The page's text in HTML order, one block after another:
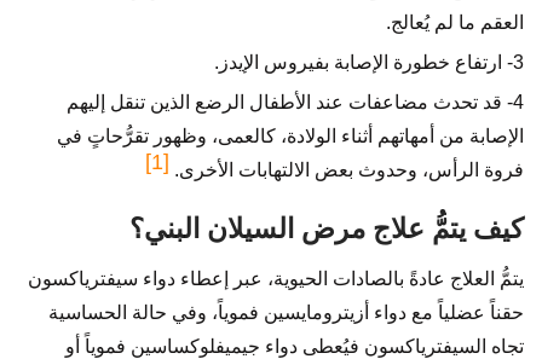
العقم ما لم يُعالج.
3- ارتفاع خطورة الإصابة بفيروس الإيدز.
4- قد تحدث مضاعفات عند الأطفال الرضع الذين تنقل إليهم
الإصابة من أمهاتهم أثناء الولادة، كالعمى، وظهور تقرُّحاتٍ في
فروة الرأس، وحدوث بعض الالتهابات الأخرى. [1]
كيف يتمُّ علاج مرض السيلان البني؟
يتمُّ العلاج عادةً بالصادات الحيوية، عبر إعطاء دواء سيفترياكسون
حقناً عضلياً مع دواء أزيترومايسين فموياً، وفي حالة الحساسية
تجاه السيفترياكسون فيُعطى دواء جيميفلوكساسين فموياً أو